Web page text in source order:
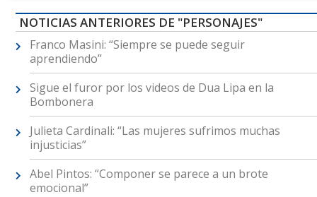
NOTICIAS ANTERIORES DE "PERSONAJES"
Franco Masini: “Siempre se puede seguir
aprendiendo”
Sigue el furor por los videos de Dua Lipa en la
Bombonera
Julieta Cardinali: “Las mujeres sufrimos muchas
injusticias”
Abel Pintos: “Componer se parece a un brote
emocional”